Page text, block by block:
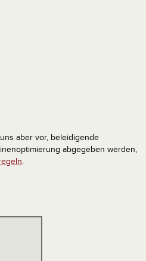
aber vor, beleidigende
abgegeben werden,
.